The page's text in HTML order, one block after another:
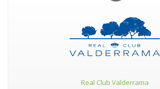
Real Club Valderrama